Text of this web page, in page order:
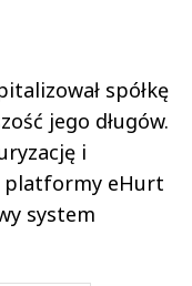
spółkę
jego długów.
i
platformy eHurt
system